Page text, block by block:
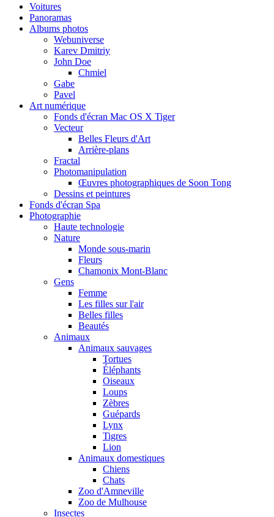
Voitures
Panoramas
Albums photos
Webuniverse
Karev Dmitriy
John Doe
Chmiel
Gabe
Pavel
Art numérique
Fonds d'écran Mac OS X Tiger
Vecteur
Belles Fleurs d'Art
Arrière-plans
Fractal
Photomanipulation
Œuvres photographiques de Soon Tong
Dessins et peintures
Fonds d'écran Spa
Photographie
Haute technologie
Nature
Monde sous-marin
Fleurs
Chamonix Mont-Blanc
Gens
Femme
Les filles sur l'air
Belles filles
Beautés
Animaux
Animaux sauvages
Tortues
Éléphants
Oiseaux
Loups
Zèbres
Guépards
Lynx
Tigres
Lion
Animaux domestiques
Chiens
Chats
Zoo d'Amneville
Zoo de Mulhouse
Insectes